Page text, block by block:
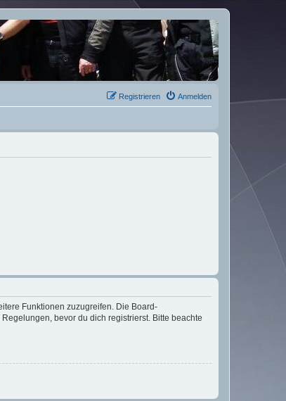
Anmelden
Registrieren
Funktionen zuzugreifen. Die Board-
bevor du dich registrierst. Bitte beachte